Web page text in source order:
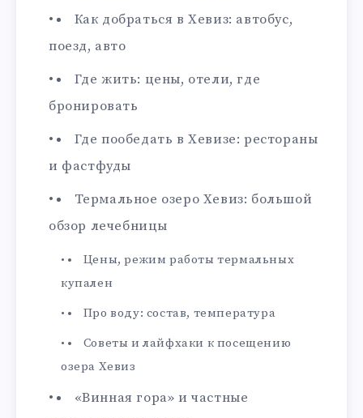
Как добраться в Хевиз: автобус,
поезд, авто
Где жить: цены, отели, где
бронировать
Где пообедать в Хевизе: рестораны
и фастфуды
Термальное озеро Хевиз: большой
обзор лечебницы
Цены, режим работы термальных
купален
Про воду: состав, температура
Советы и лайфхаки к посещению
озера Хевиз
«Винная гора» и частные